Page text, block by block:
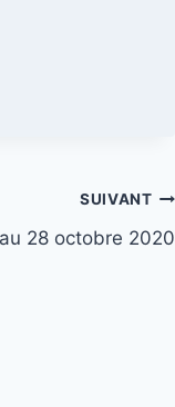
SUIVANT
28 octobre 2020